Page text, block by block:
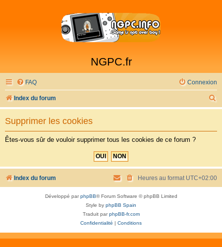
NGPC.fr
FAQ Connexion
Index du forum
e
h
Supprimer les cookies
Êtes-vous sûr de vouloir supprimer tous les cookies de ce forum ?
Index du forum Heures au format UTC+02:00
Développé parphpBB® Forum Software © phpBB Limited
Style by phpBB Spain
Traduit parphpBB-fr.com
Confidentialité | Conditions